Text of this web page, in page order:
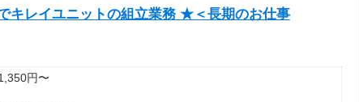
キレイユニットの組立業務 ★＜長期のお仕事
円〜